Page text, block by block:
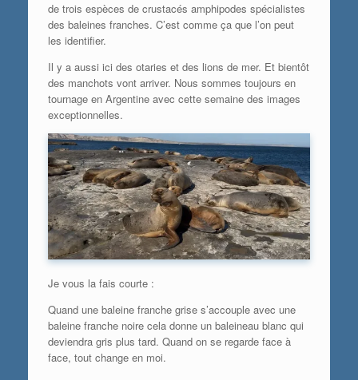
de trois espèces de crustacés amphipodes spécialistes
des baleines franches. C’est comme ça que l’on peut
les identifier.
Il y a aussi ici des otaries et des lions de mer. Et bientôt
des manchots vont arriver. Nous sommes toujours en
tournage en Argentine avec cette semaine des images
exceptionnelles.
Je vous la fais courte :
Quand une baleine franche grise s’accouple avec une
baleine franche noire cela donne un baleineau blanc qui
deviendra gris plus tard. Quand on se regarde face à
face, tout change en moi.